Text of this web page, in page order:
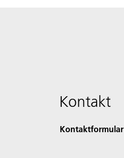
Kontakt
Kontaktformular